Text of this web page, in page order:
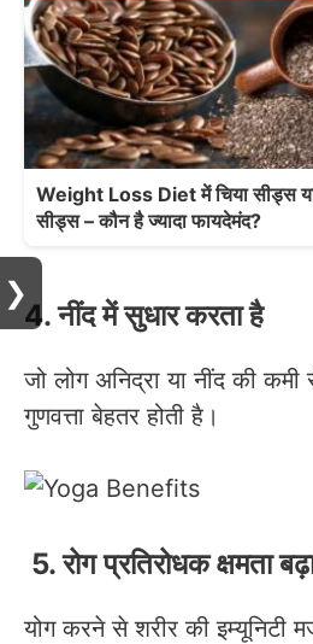
Weight Loss Diet में चिया सीड्स
सीड्स – कौन है ज्यादा फायदेमंद?
4. नींद में सुधार करता है
जो लोग अनिद्रा या नींद की
गुणवत्ता बेहतर होती है।
5. रोग प्रतिरोधक क्षमता
योग करने से शरीर की इम्यूनिटी
❯